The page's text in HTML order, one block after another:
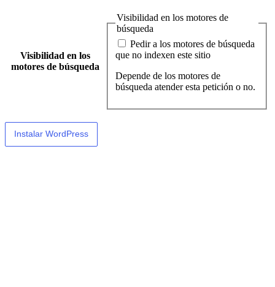
Visibilidad en los
motores de búsqueda
Visibilidad en los motores de
búsqueda
que no indexen este sitio
Depende de los motores de
búsqueda atender esta petición o no.